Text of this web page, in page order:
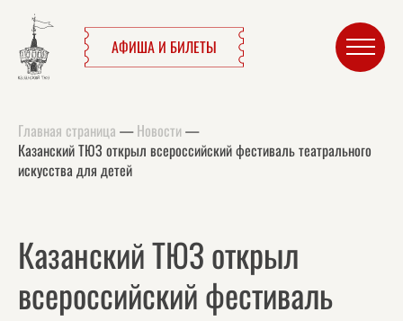
АФИША И БИЛЕТЫ
Главная страница —Новости —
Казанский ТЮЗ открыл всероссийский фестиваль театрального
искусства для детей
Казанский ТЮЗ открыл
всероссийский фестиваль